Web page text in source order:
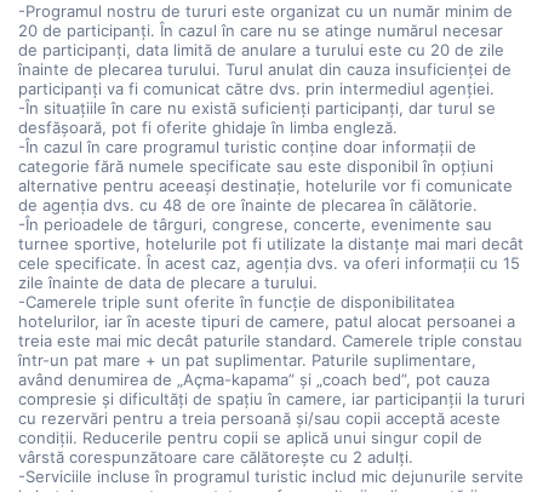
-Programul nostru de tururi este organizat cu un număr minim de
20 de participanți. În cazul în care nu se atinge numărul necesar
de participanți, data limită de anulare a turului este cu 20 de zile
înainte de plecarea turului. Turul anulat din cauza insuficienței de
participanți va fi comunicat către dvs. prin intermediul agenției.
-În situațiile în care nu există suficienți participanți, dar turul se
desfășoară, pot fi oferite ghidaje în limba engleză.
-În cazul în care programul turistic conține doar informații de
categorie fără numele specificate sau este disponibil în opțiuni
alternative pentru aceeași destinație, hotelurile vor fi comunicate
de agenția dvs. cu 48 de ore înainte de plecarea în călătorie.
-În perioadele de târguri, congrese, concerte, evenimente sau
turnee sportive, hotelurile pot fi utilizate la distanțe mai mari decât
cele specificate. În acest caz, agenția dvs. va oferi informații cu 15
zile înainte de data de plecare a turului.
-Camerele triple sunt oferite în funcție de disponibilitatea
hotelurilor, iar în aceste tipuri de camere, patul alocat persoanei a
treia este mai mic decât paturile standard. Camerele triple constau
într-un pat mare + un pat suplimentar. Paturile suplimentare,
având denumirea de „Açma-kapama” și „coach bed”, pot cauza
compresie și dificultăți de spațiu în camere, iar participanții la tururi
cu rezervări pentru a treia persoană și/sau copii acceptă aceste
condiții. Reducerile pentru copii se aplică unui singur copil de
vârstă corespunzătoare care călătorește cu 2 adulți.
-Serviciile incluse în programul turistic includ mic dejunurile servite